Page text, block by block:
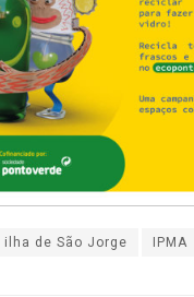
ilha de São Jorge IPMA